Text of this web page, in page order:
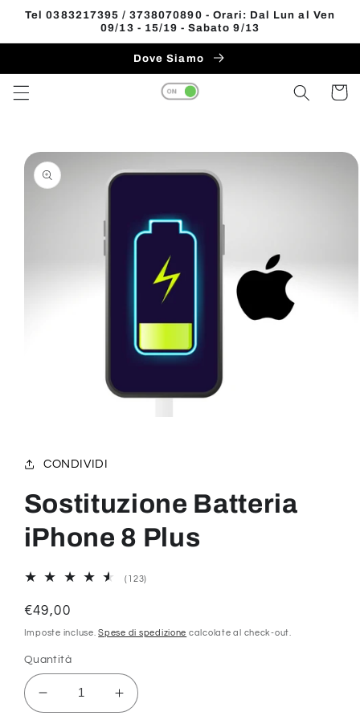
Privacy
Policy
direttamente
Tel 0383217395 / 3738070890 - Orari: Dal Lun al Ven
09/13 - 15/19 - Sabato 9/13
Dove Siamo
Carrello
Passa alle
informazioni
sul prodotto
1
in
modale
CONDIVIDI
Sostituzione Batteria
iPhone 8 Plus
(123)
Prezzo
di
€49,00
Imposte incluse.Spese di spedizione calcolate al check-out.
Quantità
Diminuisci
Aumenta